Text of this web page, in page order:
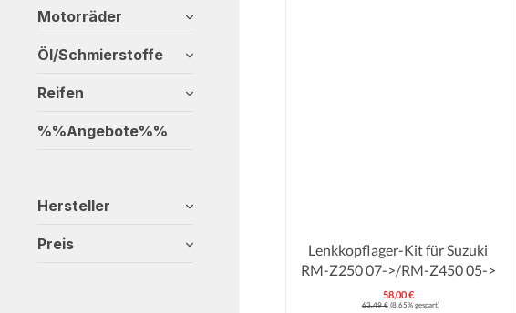
Motorräder
Öl/Schmierstoffe
Reifen
%%Angebote%%
Hersteller
Preis
Lenkkopflager-Kit für Suzuki
RM-Z250 07->/RM-Z450 05->
Verkaufspreis:
58,00 €
Regulärer Preis:
63,49 € (8.65% gespart)